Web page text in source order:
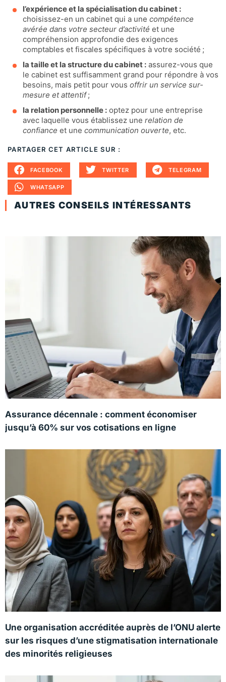
l’expérience et la spécialisation du cabinet :
choisissez-en un cabinet qui a une compétence
avérée dans votre secteur d’activité et une
compréhension approfondie des exigences
comptables et fiscales spécifiques à votre société ;
la taille et la structure du cabinet : assurez-vous que
le cabinet est suffisamment grand pour répondre à vos
besoins, mais petit pour vous offrir un service sur-
mesure et attentif;
la relation personnelle : optez pour une entreprise
avec laquelle vous établissez une relation de
confiance et une communication ouverte, etc.
PARTAGER CET ARTICLE SUR :
FACEBOOK TWITTER TELEGRAM
WHATSAPP
AUTRES CONSEILS INTÉRESSANTS
Assurance décennale : comment économiser
jusqu’à 60% sur vos cotisations en ligne
Une organisation accréditée auprès de l’ONU alerte
sur les risques d’une stigmatisation internationale
des minorités religieuses